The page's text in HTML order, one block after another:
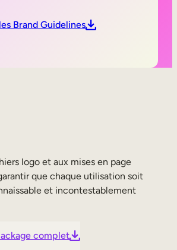
Brand Guidelines
logo et aux mises en page
que chaque utilisation soit
et incontestablement
complet